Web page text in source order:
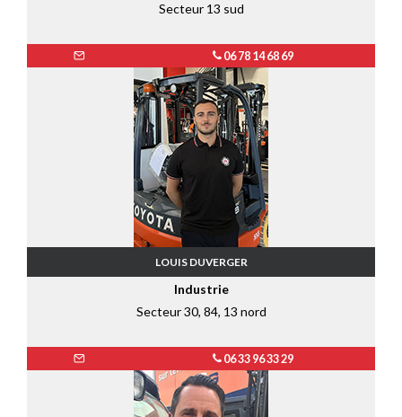
Secteur 13 sud
06 78 14 68 69
LOUIS DUVERGER
Industrie
Secteur 30, 84, 13 nord
06 33 96 33 29